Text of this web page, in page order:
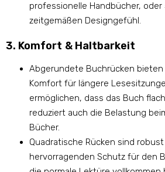
professionelle Handbücher,
zeitgemäßen Designgefühl.
3. Komfort & Haltbarkeit
Abgerundete Buchrücken
Komfort für längere
ermöglichen, dass das Buch
reduziert auch die Belastung
Bücher.
Quadratische Rücken sind
hervorragenden Schutz für den